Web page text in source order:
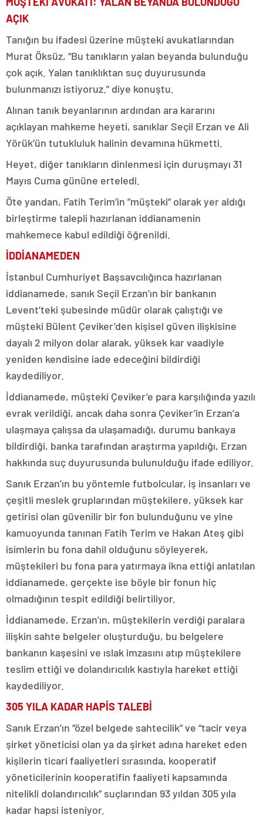
AÇIK
Tanığın bu ifadesi üzerine müşteki avukatlarından
Murat Öksüz, “Bu tanıkların yalan beyanda bulunduğu
çok açık. Yalan tanıklıktan suç duyurusunda
bulunmanızı istiyoruz.” diye konuştu.
Alınan tanık beyanlarının ardından ara kararını
açıklayan mahkeme heyeti, sanıklar Seçil Erzan ve Ali
Yörük’ün tutukluluk halinin devamına hükmetti.
Heyet, diğer tanıkların dinlenmesi için duruşmayı 31
Mayıs Cuma gününe erteledi.
Öte yandan, Fatih Terim’in ”müşteki” olarak yer aldığı
birleştirme talepli hazırlanan iddianamenin
mahkemece kabul edildiği öğrenildi.
İDDİANAMEDEN
İstanbul Cumhuriyet Başsavcılığınca hazırlanan
iddianamede, sanık Seçil Erzan’ın bir bankanın
Levent’teki şubesinde müdür olarak çalıştığı ve
müşteki Bülent Çeviker’den kişisel güven ilişkisine
dayalı 2 milyon dolar alarak, yüksek kar vaadiyle
yeniden kendisine iade edeceğini bildirdiği
kaydediliyor.
İddianamede, müşteki Çeviker’e para karşılığında yazılı
evrak verildiği, ancak daha sonra Çeviker’in Erzan’a
ulaşmaya çalışsa da ulaşamadığı, durumu bankaya
bildirdiği, banka tarafından araştırma yapıldığı, Erzan
hakkında suç duyurusunda bulunulduğu ifade ediliyor.
Sanık Erzan’ın bu yöntemle futbolcular, iş insanları ve
çeşitli meslek gruplarından müştekilere, yüksek kar
getirisi olan güvenilir bir fon bulunduğunu ve yine
kamuoyunda tanınan Fatih Terim ve Hakan Ateş gibi
isimlerin bu fona dahil olduğunu söyleyerek,
müştekileri bu fona para yatırmaya ikna ettiği anlatılan
iddianamede, gerçekte ise böyle bir fonun hiç
olmadığının tespit edildiği belirtiliyor.
İddianamede, Erzan’ın, müştekilerin verdiği paralara
ilişkin sahte belgeler oluşturduğu, bu belgelere
bankanın kaşesini ve ıslak imzasını atıp müştekilere
teslim ettiği ve dolandırıcılık kastıyla hareket ettiği
kaydediliyor.
305 YILA KADAR HAPİS TALEBİ
Sanık Erzan’ın “özel belgede sahtecilik” ve “tacir veya
şirket yöneticisi olan ya da şirket adına hareket eden
kişilerin ticari faaliyetleri sırasında, kooperatif
yöneticilerinin kooperatifin faaliyeti kapsamında
nitelikli dolandırıcılık” suçlarından 93 yıldan 305 yıla
kadar hapsi isteniyor.